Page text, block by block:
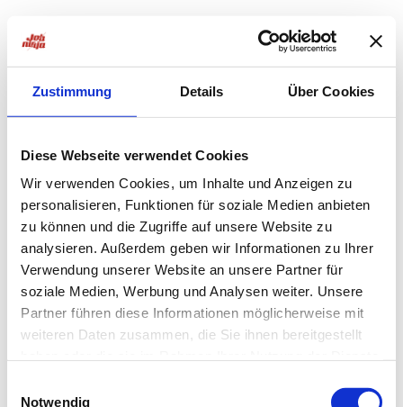
Zustimmung Details Über Cookies
Diese Webseite verwendet Cookies
Wir verwenden Cookies, um Inhalte und Anzeigen zu
personalisieren, Funktionen für soziale Medien anbieten
zu können und die Zugriffe auf unsere Website zu
analysieren. Außerdem geben wir Informationen zu Ihrer
Verwendung unserer Website an unsere Partner für
soziale Medien, Werbung und Analysen weiter. Unsere
Partner führen diese Informationen möglicherweise mit
weiteren Daten zusammen, die Sie ihnen bereitgestellt
Notwendig
loadingjobninja.com
for more